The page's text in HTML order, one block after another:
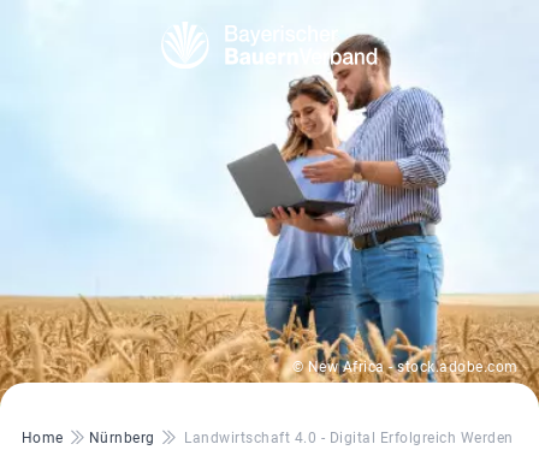
© New Africa - stock.adobe.com
Pfadnavigation
Home Nürnberg Landwirtschaft 4.0 - Digital Erfolgreich Werden